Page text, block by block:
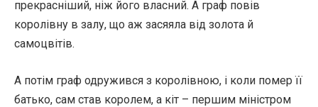
прекрасніший, ніж його власний. А граф повів
королівну в залу, що аж засяяла від золота й
самоцвітів.
А потім граф одружився з королівною, і коли помер її
батько, сам став королем, а кіт – першим міністром